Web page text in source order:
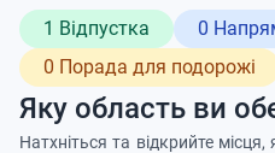
1 Відпустка
0
0 Порада для подорожі
Яку область ви
Натхніться та відкрийте